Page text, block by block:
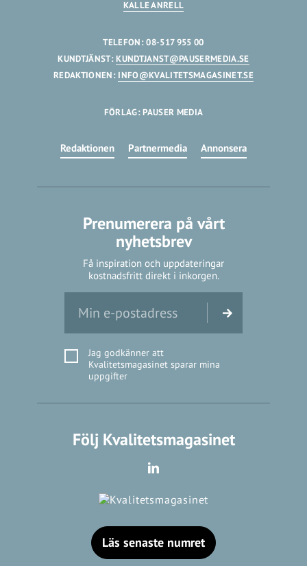
KALLE ANRELL
TELEFON: 08-517 955 00
KUNDTJÄNST:KUNDTJANST@PAUSERMEDIA.SE
REDAKTIONEN: INFO@KVALITETSMAGASINET.SE
FÖRLAG: PAUSER MEDIA
Redaktionen Partnermedia Annonsera
Prenumerera på vårt
nyhetsbrev
Få inspiration och uppdateringar
kostnadsfritt direkt i inkorgen.
Jag godkänner att
Kvalitetsmagasinet sparar mina
uppgifter
Följ Kvalitetsmagasinet
Läs senaste numret